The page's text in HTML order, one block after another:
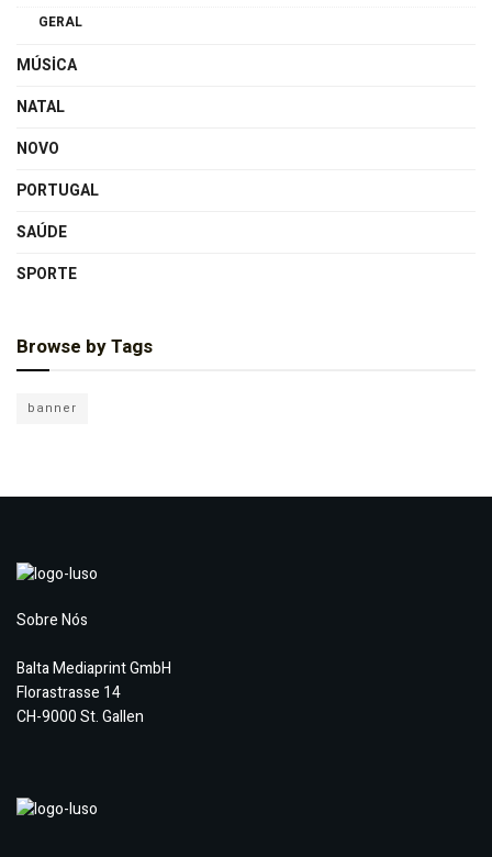
GERAL
MÚSICA
NATAL
NOVO
PORTUGAL
SAÚDE
SPORTE
Browse by Tags
banner
Sobre Nós
Balta Mediaprint GmbH
Florastrasse 14
CH-9000 St. Gallen